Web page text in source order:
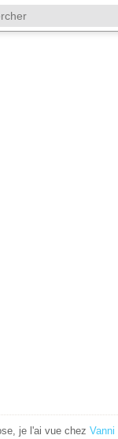
je l'ai vue chez Vanni